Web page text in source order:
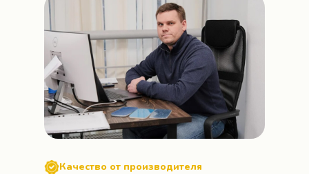
Качество от производителя